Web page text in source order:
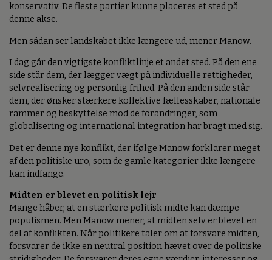
konservativ. De fleste partier kunne placeres et sted på
denne akse.
Men sådan ser landskabet ikke længere ud, mener Manow.
I dag går den vigtigste konfliktlinje et andet sted. På den ene
side står dem, der lægger vægt på individuelle rettigheder,
selvrealisering og personlig frihed. På den anden side står
dem, der ønsker stærkere kollektive fællesskaber, nationale
rammer og beskyttelse mod de forandringer, som
globalisering og international integration har bragt med sig.
Det er denne nye konflikt, der ifølge Manow forklarer meget
af den politiske uro, som de gamle kategorier ikke længere
kan indfange.
Midten er blevet en politisk lejr
Mange håber, at en stærkere politisk midte kan dæmpe
populismen. Men Manow mener, at midten selv er blevet en
del af konflikten. Når politikere taler om at forsvare midten,
forsvarer de ikke en neutral position hævet over de politiske